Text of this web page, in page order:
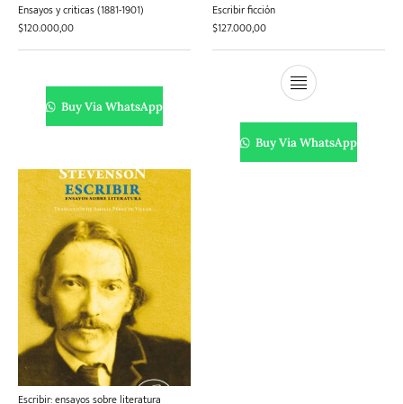
Ensayos y criticas (1881-1901)
$120.000,00
Buy Via WhatsApp
Escribir ficción
$127.000,00
Buy Via WhatsApp
Escribir: ensayos sobre literatura